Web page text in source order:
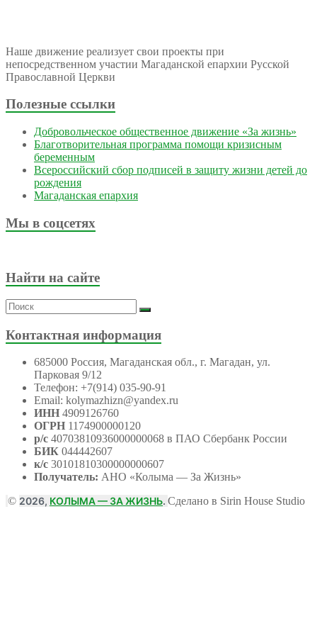
Наше движение реализует свои проекты при
непосредственном участии Магаданской епархии Русской
Православной Церкви
Полезные ссылки
Добровольческое общественное движение «За жизнь»
Благотворительная программа помощи кризисным
беременным
Всероссийский сбор подписей в защиту жизни детей до
рождения
Магаданская епархия
Мы в соцсетях
Найти на сайте
Контактная информация
685000 Россия, Магаданская обл., г. Магадан, ул.
Парковая 9/12
Телефон: +7(914) 035-90-91
Email: kolymazhizn@yandex.ru
ИНН 4909126760
ОГРН 1174900000120
р/с 40703810936000000068 в ПАО Сбербанк России
БИК 044442607
к/с 30101810300000000607
Получатель: АНО «Колыма — За Жизнь»
© 2026, КОЛЫМА — ЗА ЖИЗНЬ. Сделано в Sirin House Studio